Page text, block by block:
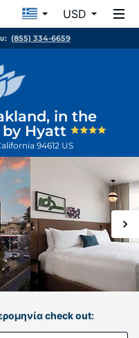
USD
(855) 334-6659
in the
Hyatt
94612 US
check out: